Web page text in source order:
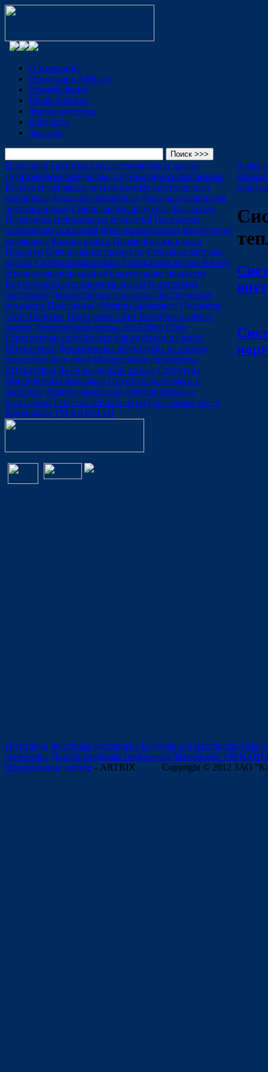
О компании
Продукция Alligator
Рекомендации
Наши объекты
Форум мастеров
Контакты
Заказать
Грунтовки Грунтовка на растворителе и другие
грунтовочные материалы, содержащие растворители
Водная грунтовка и другие водные грунтовочные
материалы Фасадные материалы Фасадные покрытия
дисперсионные Специальные продукты Красители
Программа силиконовых покрытий Программа
силикатных покрытий Известковая краска Внутренние
материалы Краски класса Профи Краски класса
Премиум Специальные продукты Стеновые матовые
краски Силиконовая краска Силикатная краска Kieselit
Изолирующие покрытия Структурные покрытия
Внутренние шпатлевочные массы Известковая
программа Декоративные продукты Лессирующее
покрытие Программа «Мульти-Бриллант» Покрытие
«Арт-Нобиле» Программа «Арт Веллуто» серебро/
золото Декоративная краска Art Effetto Обои
Структурные штукатурки для внутренних работ
Штукатурка Декоративная штукатурка на основе
искусственных смол Минеральная штукатурка
Штукатурки на силиконовой основе Структура
разноцветных камешков Строительные смеси и
растворы Защита древесины Дополнительные
программы Система теплозащиты Программа обоев
Материалы ТМ КАЙМАН
Грунтовки Фасадные материалы Внутренние материалы
древесины Дополнительные программы Материалы ТМ
Продвижение сайтов - ARTRIX Copyright © 2012 ЗАО